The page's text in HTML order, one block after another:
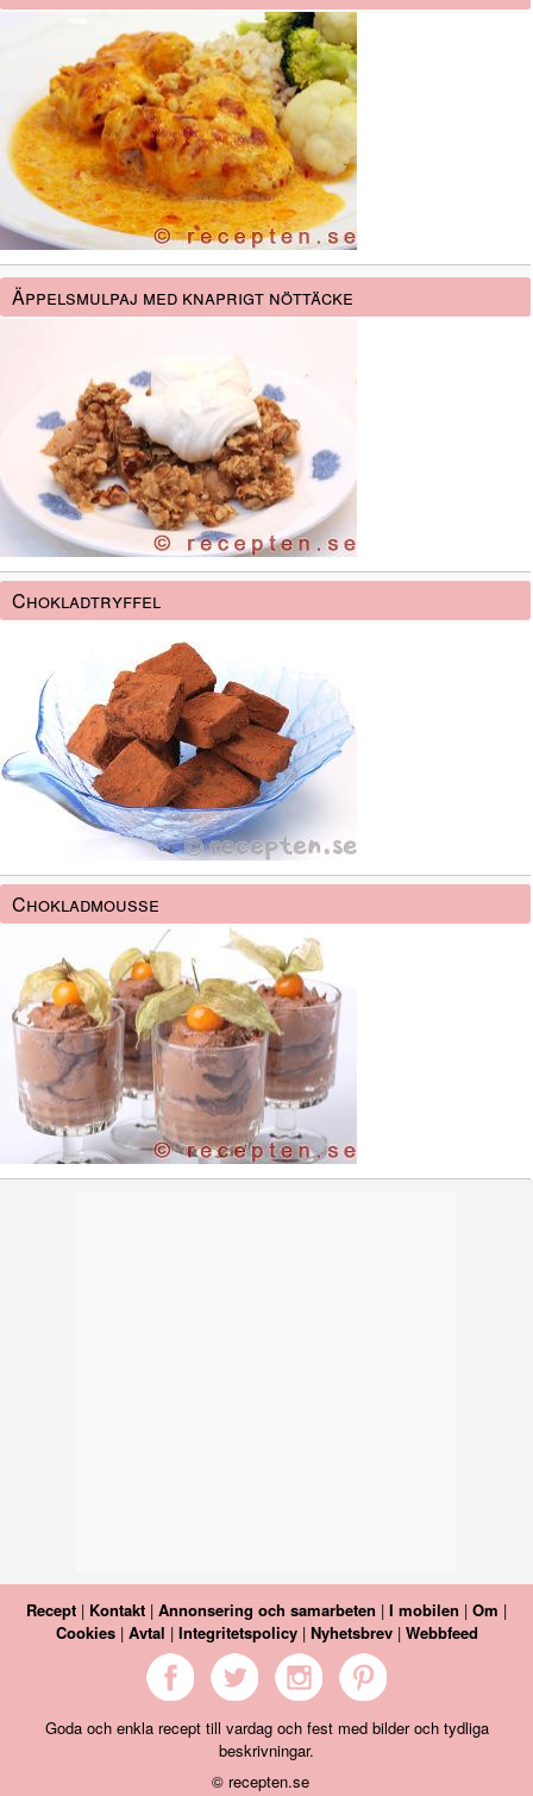
Äppelsmulpaj med knaprigt nöttäcke
Chokladtryffel
Chokladmousse
Recept | Kontakt | Annonsering och samarbeten | I mobilen | Om |
Cookies| Avtal | Integritetspolicy| Nyhetsbrev| Webbfeed
Goda och enkla recept till vardag och fest med bilder och tydliga
beskrivningar.
© recepten.se